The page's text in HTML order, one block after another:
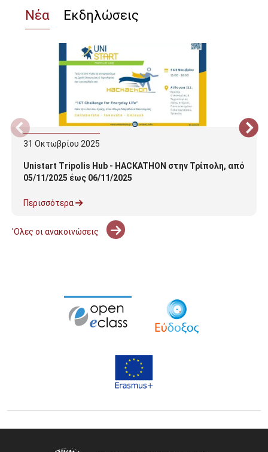
Νέα Εκδηλώσεις
31 Οκτωβρίου 2025
Unistart Tripolis Hub - HACKATHON στην Τρίπολη, από
05/11/2025 έως 06/11/2025
Περισσότερα
'Ολες οι ανακοινώσεις